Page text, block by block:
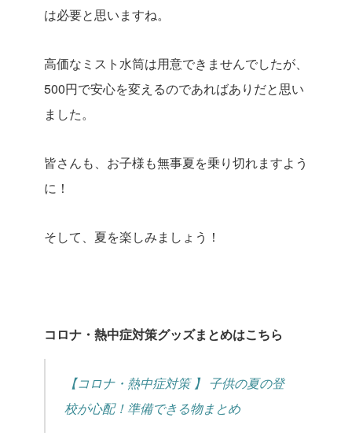
は必要と思いますね。
高価なミスト水筒は用意できませんでしたが、
500円で安心を変えるのであればありだと思い
ました。
皆さんも、お子様も無事夏を乗り切れますよう
に！
そして、夏を楽しみましょう！
コロナ・熱中症対策グッズまとめはこちら
【コロナ・熱中症対策 】 子供の夏の登
校が心配！準備できる物まとめ